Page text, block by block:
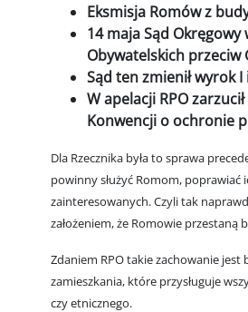
Eksmisja Romów z
14 maja Sąd
Obywatelskich przeciw
Sąd ten zmienił wyrok
W apelacji RPO
Konwencji o ochronie
Dla Rzecznika była to sprawa
powinny służyć Romom, poprawiać
zainteresowanych. Czyli tak
założeniem, że Romowie
Zdaniem RPO takie zachowanie
zamieszkania, które przysługuje
czy etnicznego.